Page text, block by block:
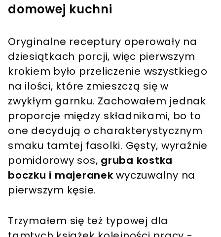
domowej kuchni
Oryginalne receptury operowały na
dziesiątkach porcji, więc pierwszym
krokiem było przeliczenie wszystkiego
na ilości, które zmieszczą się w
zwykłym garnku. Zachowałem jednak
proporcje między składnikami, bo to
one decydują o charakterystycznym
smaku tamtej fasolki. Gęsty, wyraźnie
pomidorowy sos, gruba kostka
boczku i majeranek wyczuwalny na
pierwszym kęsie.
Trzymałem się też typowej dla